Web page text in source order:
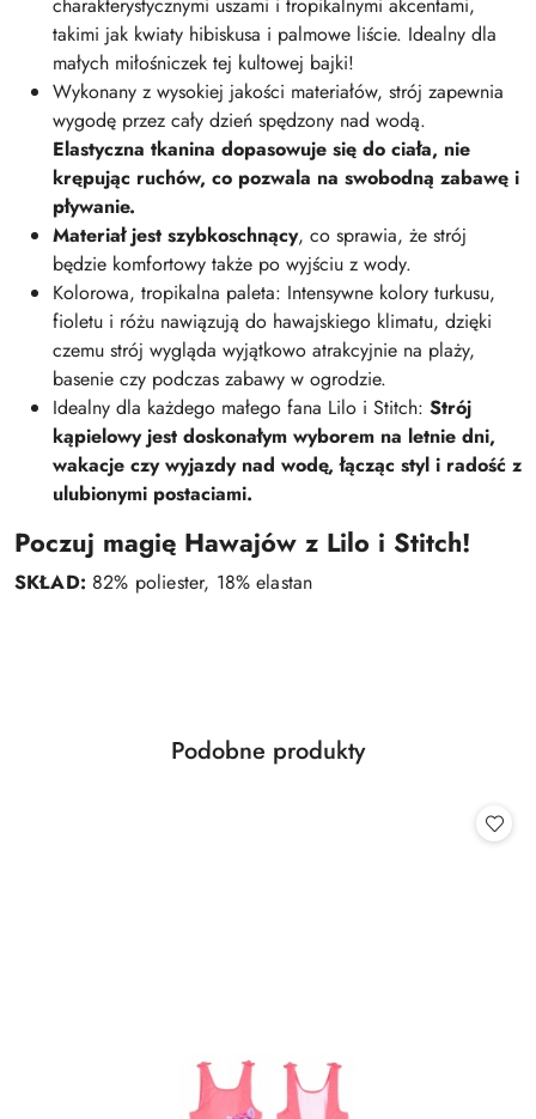
takimi jak kwiaty hibiskusa i palmowe liście. Idealny dla
małych miłośniczek tej kultowej bajki!
Wykonany z wysokiej jakości materiałów, strój zapewnia
wygodę przez cały dzień spędzony nad wodą.
Elastyczna tkanina dopasowuje się do ciała, nie
krępując ruchów, co pozwala na swobodną zabawę i
pływanie.
Materiał jest szybkoschnący, co sprawia, że strój
będzie komfortowy także po wyjściu z wody.
Kolorowa, tropikalna paleta: Intensywne kolory turkusu,
fioletu i różu nawiązują do hawajskiego klimatu, dzięki
czemu strój wygląda wyjątkowo atrakcyjnie na plaży,
basenie czy podczas zabawy w ogrodzie.
Idealny dla każdego małego fana Lilo i Stitch: Strój
kąpielowy jest doskonałym wyborem na letnie dni,
wakacje czy wyjazdy nad wodę, łącząc styl i radość z
ulubionymi postaciami.
Poczuj magię Hawajów z Lilo i Stitch!
SKŁAD: 82% poliester, 18% elastan
Pomiń karuzelę produktów
Produkty
Podobne produkty